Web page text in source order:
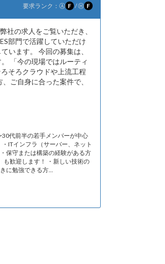
要求ランク： Ⓐ F /Ⓗ F
社の求人をご覧いただき、
部門で活躍していただけ
います。 今回の募集は、
「今の現場ではルーティ
そろクラウドや上流工程
ご自身に合った案件で、
30代前半の若手メンバーが中心
ITインフラ（サーバー、ネット
保守または構築の経験がある方
も歓迎します！ ・新しい技術の
に勉強できる方...